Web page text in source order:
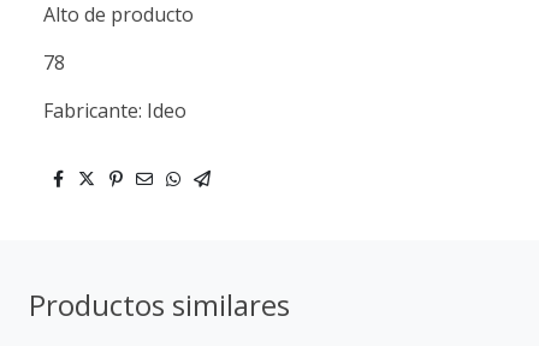
Alto de producto
78
Fabricante: Ideo
Productos similares